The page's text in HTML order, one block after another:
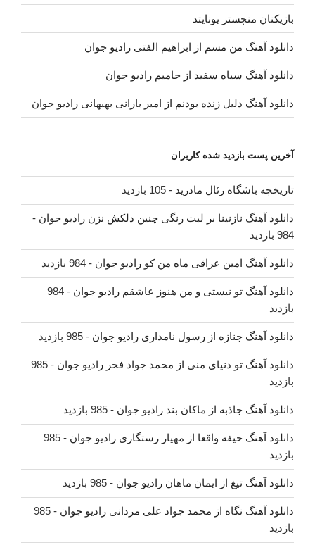
بازیکنان منچستر یونایتد
دانلود آهنگ من مسم از ابراهیم الفتی رادیو جوان
دانلود آهنگ سیاه سفید از حامیم رادیو جوان
دانلود آهنگ دلیل زنده بودنم از امیر بارانی بهبهانی رادیو جوان
آخرین پست بازدید شده کاربران
تاریخچه باشگاه رئال مادرید - 105 بازدید
دانلود آهنگ نازنینا بر لبت رنگی چنین دلکش نزن رادیو جوان -
984 بازدید
دانلود آهنگ امین عراقی ماه من کو رادیو جوان - 984 بازدید
دانلود آهنگ تو نیستی و من هنوز عاشقم رادیو جوان
- 984
بازدید
دانلود آهنگ جنازه از رسول نامداری رادیو جوان - 985 بازدید
دانلود آهنگ تو دنیای منی از محمد جواد فخر رادیو جوان
- 985
بازدید
دانلود آهنگ جاذبه از ماکان بند رادیو جوان - 985 بازدید
دانلود آهنگ حیفه واقعا از مهیار رستگاری رادیو جوان
- 985
بازدید
دانلود آهنگ تیغ از ایمان ماهان رادیو جوان - 985 بازدید
دانلود آهنگ نگاه از محمد جواد علی مردانی رادیو جوان
- 985
بازدید